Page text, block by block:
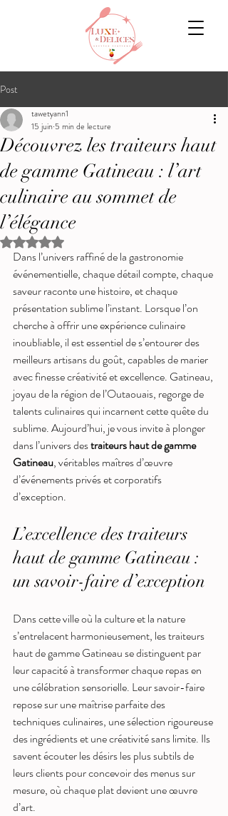
Post
Découvrez les traiteurs haut
de gamme Gatineau : l’art
culinaire au sommet de
l’élégance
tawetyann1
15 juin 5 min de lecture
Noté NaN étoiles sur 5.
Dans l’univers raffiné de la gastronomie
événementielle, chaque détail compte, chaque
saveur raconte une histoire, et chaque
présentation sublime l’instant. Lorsque l’on
cherche à offrir une expérience culinaire
inoubliable, il est essentiel de s’entourer des
meilleurs artisans du goût, capables de marier
avec finesse créativité et excellence. Gatineau,
joyau de la région de l’Outaouais, regorge de
talents culinaires qui incarnent cette quête du
sublime. Aujourd’hui, je vous invite à plonger
dans l’univers des traiteurs haut de gamme
Gatineau, véritables maîtres d’œuvre
d’événements privés et corporatifs
d’exception.
L’excellence des traiteurs
haut de gamme Gatineau :
un savoir-faire d’exception
Dans cette ville où la culture et la nature
s’entrelacent harmonieusement, les traiteurs
haut de gamme Gatineau se distinguent par
leur capacité à transformer chaque repas en
une célébration sensorielle. Leur savoir-faire
repose sur une maîtrise parfaite des
techniques culinaires, une sélection rigoureuse
des ingrédients et une créativité sans limite. Ils
savent écouter les désirs les plus subtils de
leurs clients pour concevoir des menus sur
mesure, où chaque plat devient une œuvre
d’art.